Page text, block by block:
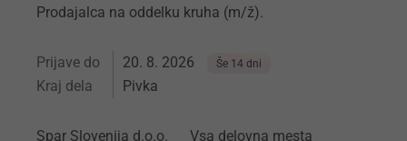
Prodajalca na oddelku kruha (m/ž).
Prijave do 20. 8. 2026 Še 14 dni
Kraj dela Pivka
Spar Slovenija d.o.o. Vsa delovna mesta